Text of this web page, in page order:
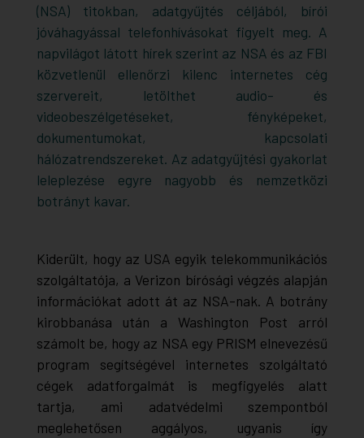
(NSA) titokban, adatgyűjtés céljából, bírói
jóváhagyással telefonhívásokat figyelt meg. A
napvilágot látott hírek szerint az NSA és az FBI
közvetlenül ellenőrzi kilenc internetes cég
szervereit, letölthet audio- és
videobeszélgetéseket, fényképeket,
dokumentumokat, kapcsolati
hálózatrendszereket. Az adatgyűjtési gyakorlat
leleplezése egyre nagyobb és nemzetközi
botrányt kavar.
Kiderült, hogy az USA egyik telekommunikációs
szolgáltatója, a Verizon bírósági végzés alapján
információkat adott át az NSA-nak. A botrány
kirobbanása után a Washington Post arról
számolt be, hogy az NSA egy PRISM elnevezésű
program segítségével internetes szolgáltató
cégek adatforgalmát is megfigyelés alatt
tartja, ami adatvédelmi szempontból
meglehetősen aggályos, ugyanis így